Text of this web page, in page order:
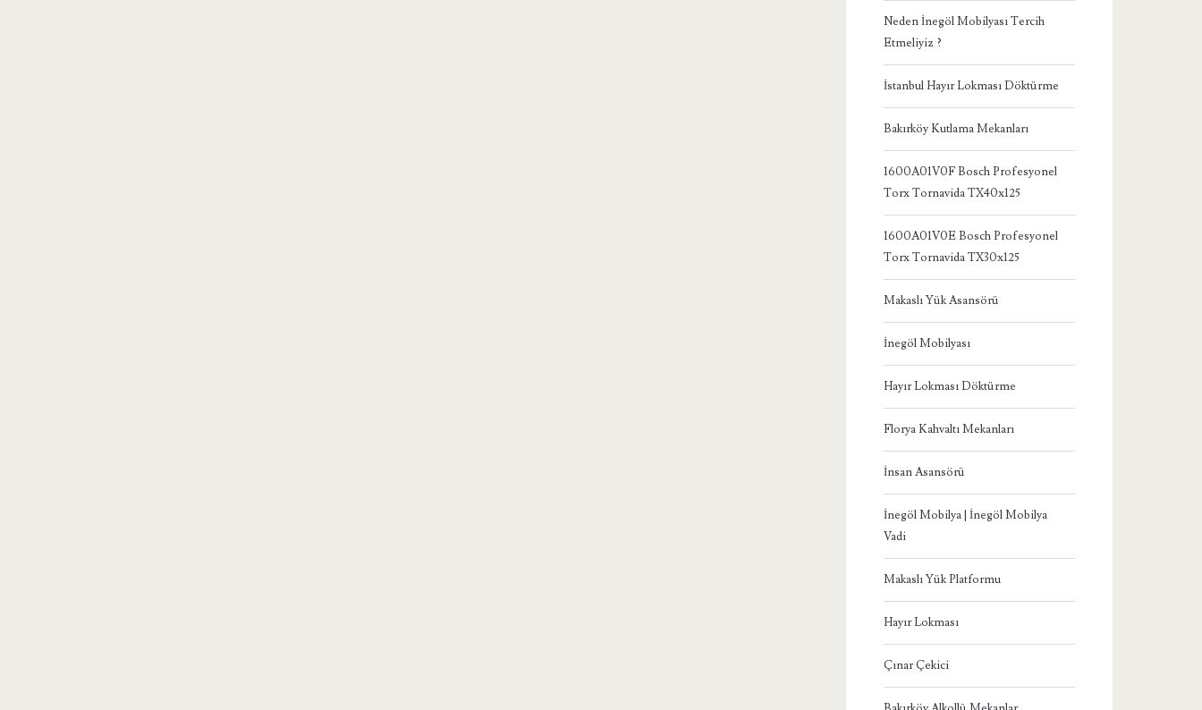
Neden İnegöl Mobilyası Tercih
Etmeliyiz ?
İstanbul Hayır Lokması Döktürme
Bakırköy Kutlama Mekanları
1600A01V0F Bosch Profesyonel
Torx Tornavida TX40x125
1600A01V0E Bosch Profesyonel
Torx Tornavida TX30x125
Makaslı Yük Asansörü
İnegöl Mobilyası
Hayır Lokması Döktürme
Florya Kahvaltı Mekanları
İnsan Asansörü
İnegöl Mobilya | İnegöl Mobilya
Vadi
Makaslı Yük Platformu
Hayır Lokması
Çınar Çekici